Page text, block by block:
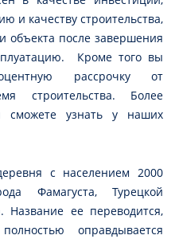
и качеству строительства,
объекта после завершения
Кроме того вы
рассрочку от
строительства. Более
узнать у наших
с населением 2000
Фамагуста, Турецкой
Название ее переводится,
оправдывается